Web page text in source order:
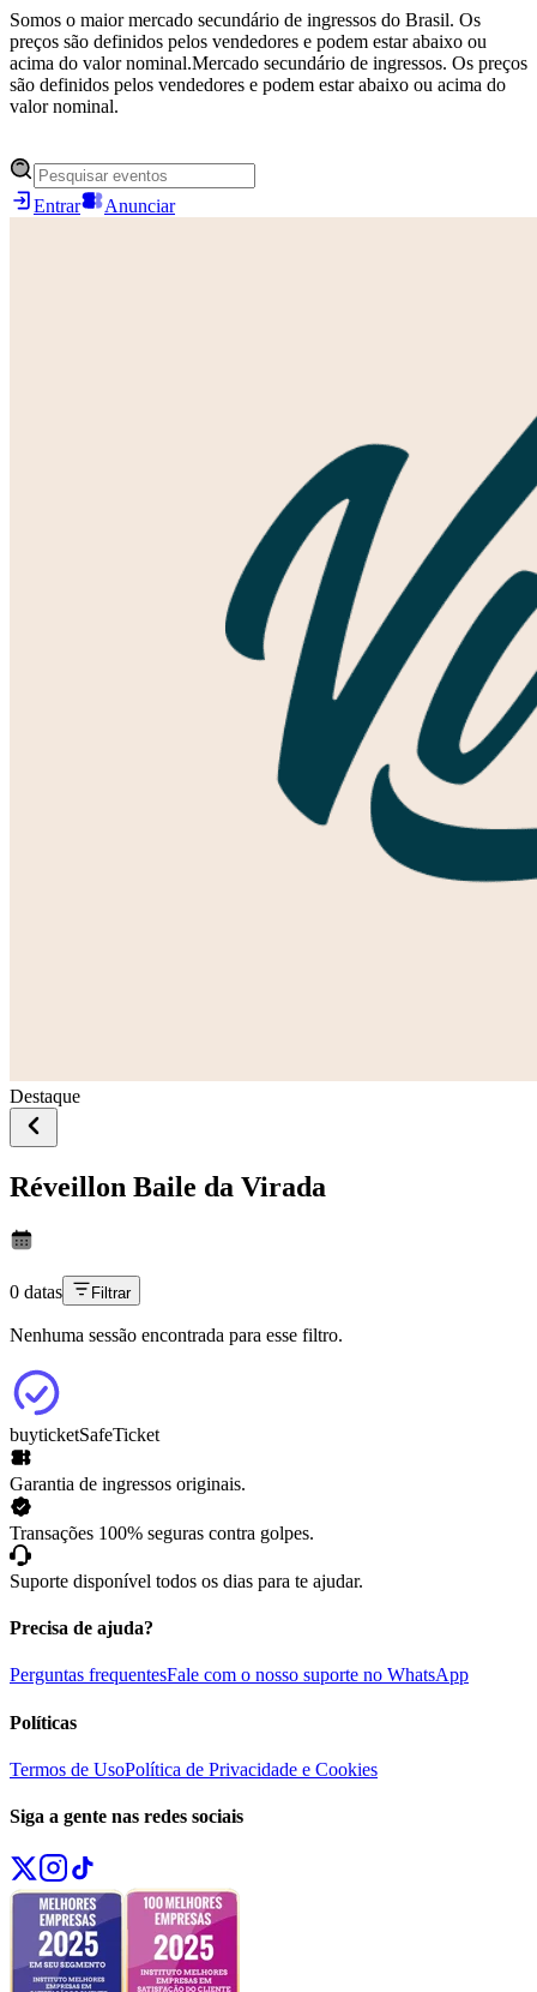
Somos o maior mercado secundário de ingressos do Brasil. Os
preços são definidos pelos vendedores e podem estar abaixo ou
acima do valor nominal.Mercado secundário de ingressos. Os preços
são definidos pelos vendedores e podem estar abaixo ou acima do
valor nominal.
Entrar Anunciar
Destaque
Réveillon Baile da Virada
0 datas Filtrar
Nenhuma sessão encontrada para esse filtro.
buyticketSafeTicket
Garantia de ingressos originais.
Transações 100% seguras contra golpes.
Suporte disponível todos os dias para te ajudar.
Precisa de ajuda?
Perguntas frequentesFale com o nosso suporte no WhatsApp
Políticas
Termos de UsoPolítica de Privacidade e Cookies
Siga a gente nas redes sociais